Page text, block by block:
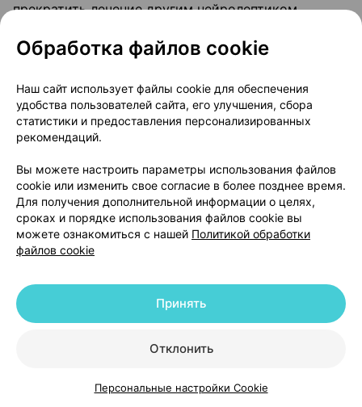
КаталогКорзинаИзбранноеПрофиль
прекратить лечение другим нейролептиком,
Лечение клозапином может быть начато, как
полного прекращения приема другого
нейролептика.
Применение у пациентов пожилого возраста
У пациентов пожилого возраста (≥60 лет)
рекомендуется начинать лечение с низкой дозы
(12,5 мг однократно в первый день) с
последующим увеличением дозы не более чем на
25 мг в сутки.
Дети и подростки
Исследования по безопасности и эффективности
приема клозапина у данной категории пациентов
Обработка файлов cookie
Наш сайт использует файлы cookie для обеспечения
удобства пользователей сайта, его улучшения, сбора
статистики и предоставления персонализированных
рекомендаций.
Вы можете настроить параметры использования файлов
cookie или изменить свое согласие в более позднее время.
Для получения дополнительной информации о целях,
сроках и порядке использования файлов cookie вы
можете ознакомиться с нашей Политикой обработки
файлов cookie
Отклонить
Принять
Персональные настройки Cookie